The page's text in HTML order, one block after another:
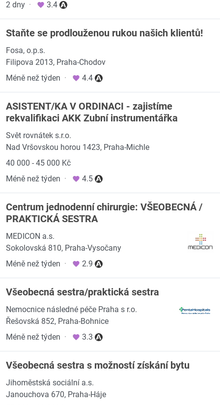
2 dny · 3.4
Staňte se prodlouženou rukou našich klientů!
Fosa, o.p.s.
Filipova 2013, Praha-Chodov
Méně než týden · 4.4
ASISTENT/KA V ORDINACI - zajistíme
rekvalifikaci AKK Zubní instrumentářka
Svět rovnátek s.r.o.
Nad Vršovskou horou 1423, Praha-Michle
40 000 - 45 000 Kč
Méně než týden · 4.5
Centrum jednodenní chirurgie: VŠEOBECNÁ /
PRAKTICKÁ SESTRA
MEDICON a.s.
Sokolovská 810, Praha-Vysočany
Méně než týden · 2.9
Všeobecná sestra/praktická sestra
Nemocnice následné péče Praha s r.o.
Řešovská 852, Praha-Bohnice
Méně než týden · 3.3
Všeobecná sestra s možností získání bytu
Jihoměstská sociální a.s.
Janouchova 670, Praha-Háje